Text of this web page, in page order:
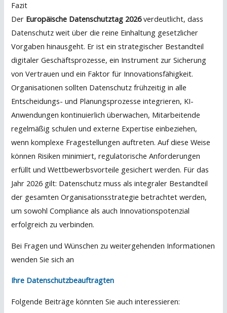
Fazit
Der Europäische Datenschutztag 2026verdeutlicht, dass
Datenschutz weit über die reine Einhaltung gesetzlicher
Vorgaben hinausgeht. Er ist ein strategischer Bestandteil
digitaler Geschäftsprozesse, ein Instrument zur Sicherung
von Vertrauen und ein Faktor für Innovationsfähigkeit.
Organisationen sollten Datenschutz frühzeitig in alle
Entscheidungs- und Planungsprozesse integrieren, KI-
Anwendungen kontinuierlich überwachen, Mitarbeitende
regelmäßig schulen und externe Expertise einbeziehen,
wenn komplexe Fragestellungen auftreten. Auf diese Weise
können Risiken minimiert, regulatorische Anforderungen
erfüllt und Wettbewerbsvorteile gesichert werden. Für das
Jahr 2026 gilt: Datenschutz muss als integraler Bestandteil
der gesamten Organisationsstrategie betrachtet werden,
um sowohl Compliance als auch Innovationspotenzial
erfolgreich zu verbinden.
Bei Fragen und Wünschen zu weitergehenden Informationen
wenden Sie sich an
Ihre Datenschutzbeauftragten
Folgende Beiträge könnten Sie auch interessieren: